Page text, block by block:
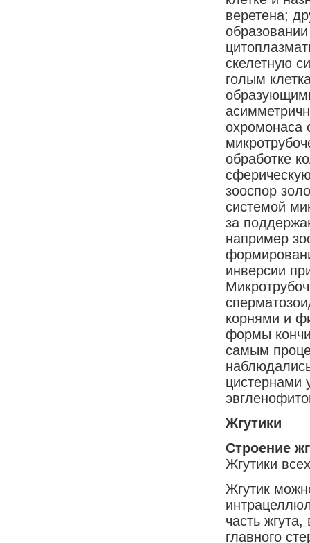
веретена;
скелетную
голым
охромонаса
обработке
зооспор
системой
за
например
инверсии
корнями и
формы
самым
цистернами
Жгутики
Строение
Жгутики
Жгутик
часть
главного